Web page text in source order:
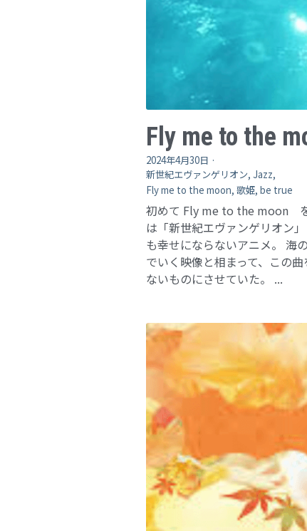
Fly me to the
2024年4月30日 ·
新世紀エヴァンゲリオン, Jazz,
Fly me to the moon, 歌姫, be true
初めて Fly me to the moon
は「新世紀エヴァンゲリオン
も幸せにならないアニメ。 海
でいく映像と相まって、この
ないものにさせていた。 ...